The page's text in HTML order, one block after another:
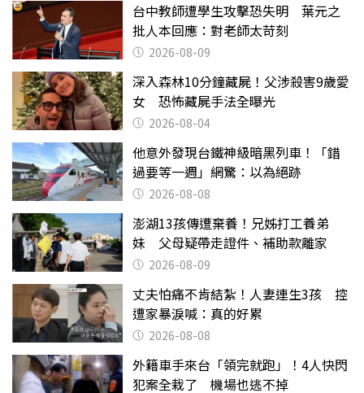
台中教師遭學生攻擊恐失明 葉元之
批人本回應：對老師太苛刻
2026-08-09
深入森林10分鐘藏屍！父涉殺害9歲愛
女 恐怖藏屍手法全曝光
2026-08-04
他意外發現台鐵神級暗黑列車！「錯
過要等一週」網驚：以為絕跡
2026-08-08
澎湖13孩傳遭棄養！兄姊打工養弟
妹 父母疑帶走證件、補助款離家
2026-08-09
丈夫怕痛不肯結紮！人妻連生3孩 控
遭家暴淚喊：真的好累
2026-08-08
外籍車手來台「領完就跑」！4人快閃
犯案全栽了 機場也逃不掉